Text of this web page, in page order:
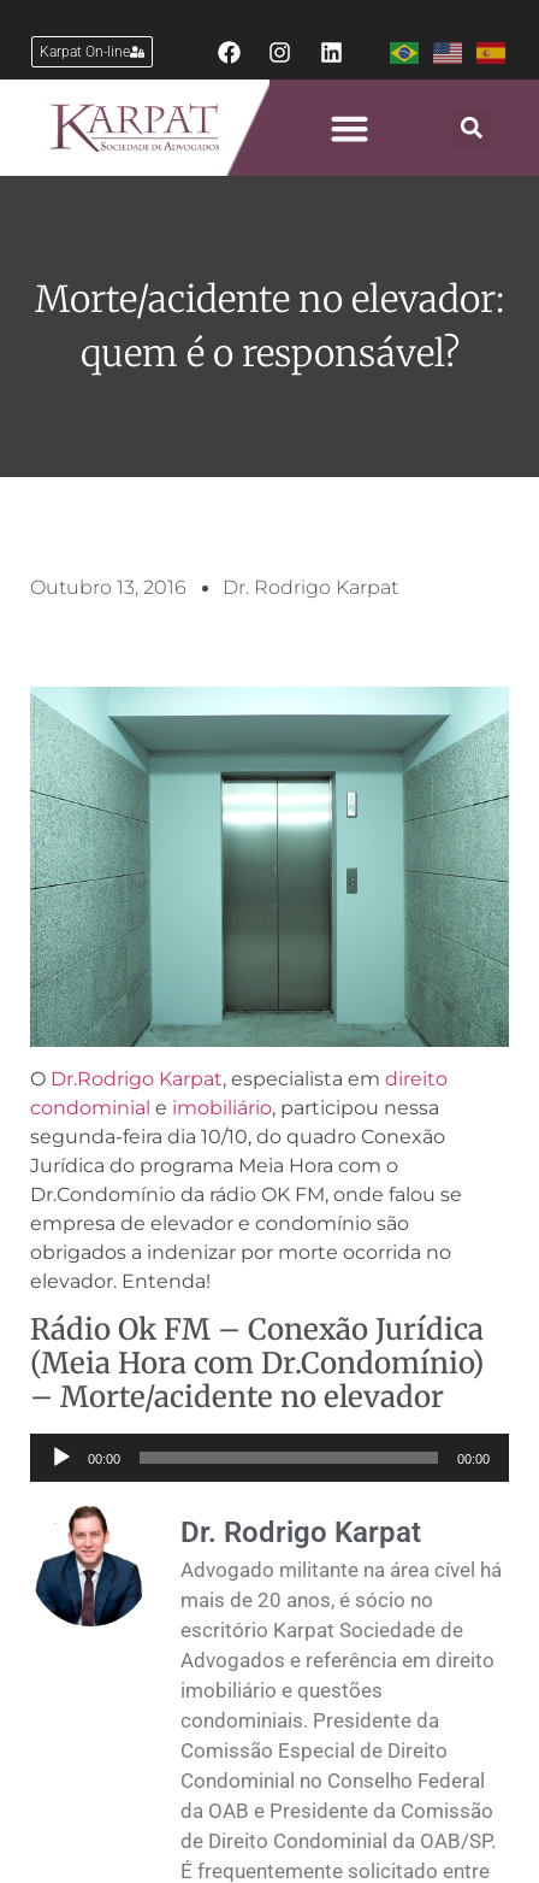
Karpat On-line
Morte/acidente no elevador:
quem é o responsável?
Outubro 13, 2016 Dr. Rodrigo Karpat
O Dr.Rodrigo Karpat, especialista em direito
condominial e imobiliário, participou nessa
segunda-feira dia 10/10, do quadro Conexão
Jurídica do programa Meia Hora com o
Dr.Condomínio da rádio OK FM, onde falou se
empresa de elevador e condomínio são
obrigados a indenizar por morte ocorrida no
elevador. Entenda!
Rádio Ok FM – Conexão Jurídica
(Meia Hora com Dr.Condomínio)
– Morte/acidente no elevador
Tocador
áudio
00:00 00:00
Dr. Rodrigo Karpat
Advogado militante na área cível há
mais de 20 anos, é sócio no
escritório Karpat Sociedade de
Advogados e referência em direito
imobiliário e questões
condominiais. Presidente da
Comissão Especial de Direito
Condominial no Conselho Federal
da OAB e Presidente da Comissão
de Direito Condominial da OAB/SP.
É frequentemente solicitado entre